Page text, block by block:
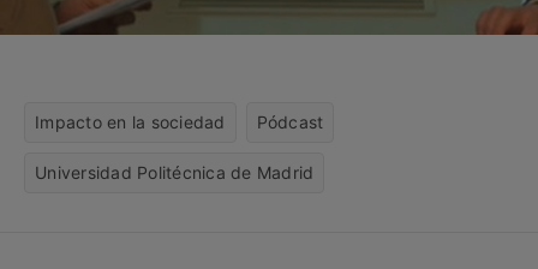
Impacto en la sociedad Pódcast
Universidad Politécnica de Madrid